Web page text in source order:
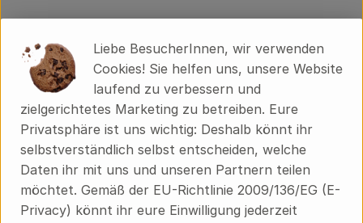
Über uns
Community
, Preis:
5,59 €/ Packung
Eier, 10 Stück
, Herkunft:
Regional
Produkt zum Warenkorb
Du hast eine Frage zum Lieferservice?
Brodowiner Dorfstraße 89
16230 Chorin OT Brodowin
Liebe BesucherInnen, wir verwenden
Cookies! Sie helfen uns, unsere Website
laufend zu verbessern und
zielgerichtetes Marketing zu betreiben. Eure
Privatsphäre ist uns wichtig: Deshalb könnt ihr
selbstverständlich selbst entscheiden, welche
Daten ihr mit uns und unseren Partnern teilen
möchtet. Gemäß der EU-Richtlinie 2009/136/EG (E-
Privacy) könnt ihr eure Einwilligung jederzeit